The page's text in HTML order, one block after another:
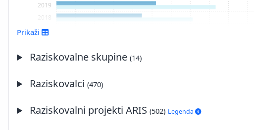
2010
2013
2015
2017
2019
Prikaži
Raziskovalne skupine(14)
Raziskovalci(470)
Raziskovalni projekti ARIS(502) Legenda